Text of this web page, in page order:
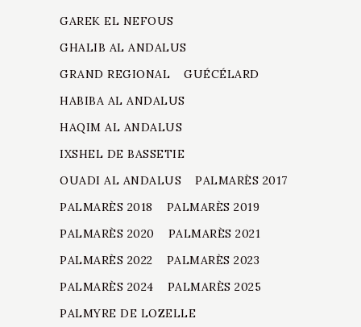
GAREK EL NEFOUS
GHALIB AL ANDALUS
GRAND REGIONAL
GUÉCÉLARD
HABIBA AL ANDALUS
HAQIM AL ANDALUS
IXSHEL DE BASSETIE
OUADI AL ANDALUS
PALMARÈS 2017
PALMARÈS 2018
PALMARÈS 2019
PALMARÈS 2020
PALMARÈS 2021
PALMARÈS 2022
PALMARÈS 2023
PALMARÈS 2024
PALMARÈS 2025
PALMYRE DE LOZELLE